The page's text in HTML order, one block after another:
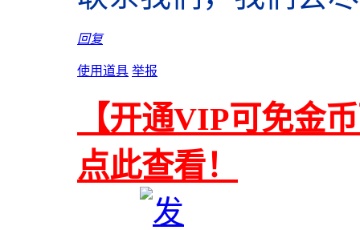
回复
使用道具 举报
【开通VIP可免金
点此查看！